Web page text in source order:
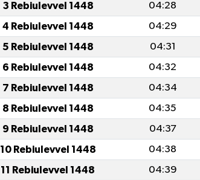
3 Rebiulevvel 1448 04:28
4 Rebiulevvel 1448 04:29
5 Rebiulevvel 1448 04:31
6 Rebiulevvel 1448 04:32
7 Rebiulevvel 1448 04:34
8 Rebiulevvel 1448 04:35
9 Rebiulevvel 1448 04:37
10 Rebiulevvel 1448 04:38
11 Rebiulevvel 1448 04:39